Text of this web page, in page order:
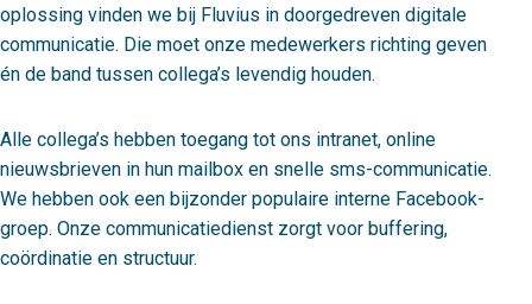
oplossing vinden we bij Fluvius in doorgedreven digitale
communicatie. Die moet onze medewerkers richting geven
én de band tussen collega’s levendig houden.
Alle collega’s hebben toegang tot ons intranet, online
nieuwsbrieven in hun mailbox en snelle sms-communicatie.
We hebben ook een bijzonder populaire interne Facebook-
groep. Onze communicatiedienst zorgt voor buffering,
coördinatie en structuur.